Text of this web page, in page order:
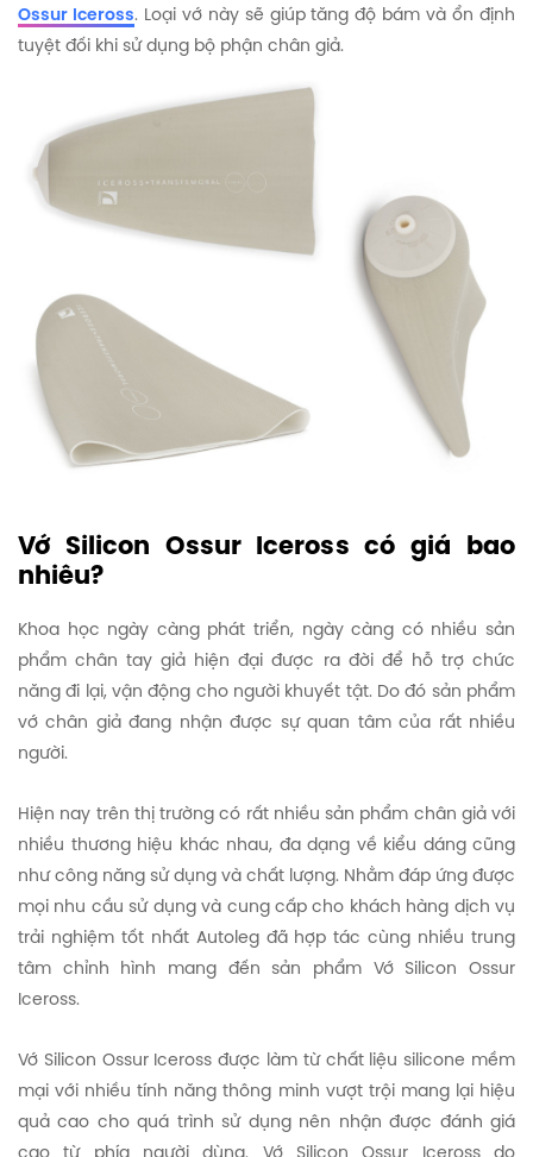
Ossur Iceross. Loại vớ này sẽ giúp tăng độ bám và ổn định
tuyệt đối khi sử dụng bộ phận chân giả.
Vớ Silicon Ossur Iceross có giá bao
nhiêu?
Khoa học ngày càng phát triển, ngày càng có nhiều sản
phẩm chân tay giả hiện đại được ra đời để hỗ trợ chức
năng đi lại, vận động cho người khuyết tật. Do đó sản phẩm
vớ chân giả đang nhận được sự quan tâm của rất nhiều
người.
Hiện nay trên thị trường có rất nhiều sản phẩm chân giả với
nhiều thương hiệu khác nhau, đa dạng về kiểu dáng cũng
như công năng sử dụng và chất lượng. Nhằm đáp ứng được
mọi nhu cầu sử dụng và cung cấp cho khách hàng dịch vụ
trải nghiệm tốt nhất Autoleg đã hợp tác cùng nhiều trung
tâm chỉnh hình mang đến sản phẩm Vớ Silicon Ossur
Iceross.
Vớ Silicon Ossur Iceross được làm từ chất liệu silicone mềm
mại với nhiều tính năng thông minh vượt trội mang lại hiệu
quả cao cho quá trình sử dụng nên nhận được đánh giá